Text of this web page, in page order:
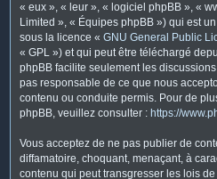
« eux », « leur », « logiciel phpBB », «
Limited », « Équipes phpBB ») qui est
sous la licence « GNU General Public
« GPL ») et qui peut être téléchargé
phpBB facilite seulement les
pas responsable de ce que nous
contenu ou conduite permis. Pour de
phpBB, veuillez consulter : https://
Vous acceptez de ne pas publier de
diffamatoire, choquant, menaçant, à
contenu qui peut transgresser les lois